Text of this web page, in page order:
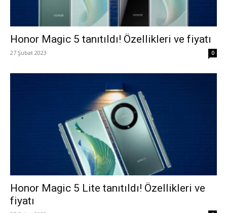
Honor Magic 5 tanıtıldı! Özellikleri ve fiyatı
27 Şubat 2023 0
Honor Magic 5 Lite tanıtıldı! Özellikleri ve
fiyatı